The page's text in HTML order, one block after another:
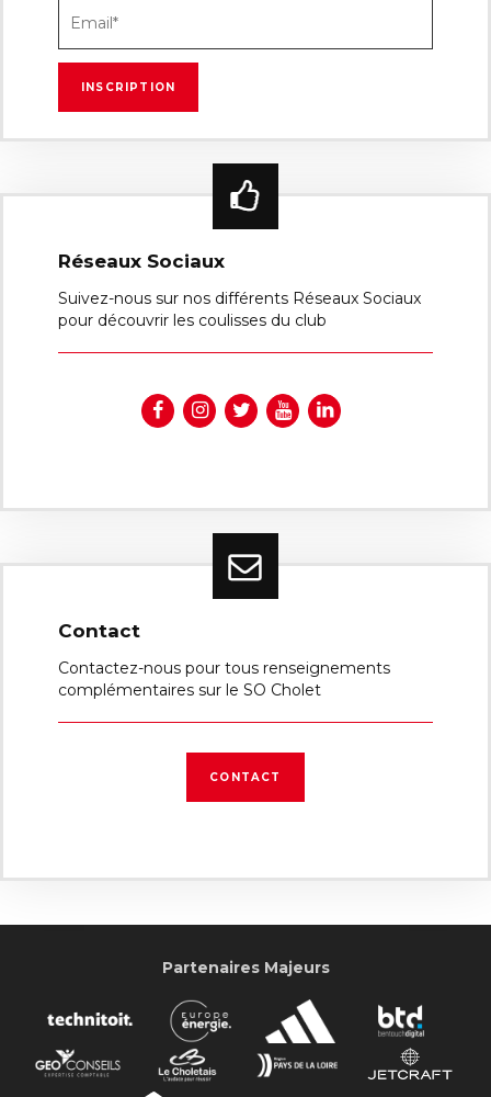
Réseaux Sociaux
Suivez-nous sur nos différents Réseaux Sociaux
pour découvrir les coulisses du club
Contact
Contactez-nous pour tous renseignements
complémentaires sur le SO Cholet
CONTACT
Partenaires Majeurs